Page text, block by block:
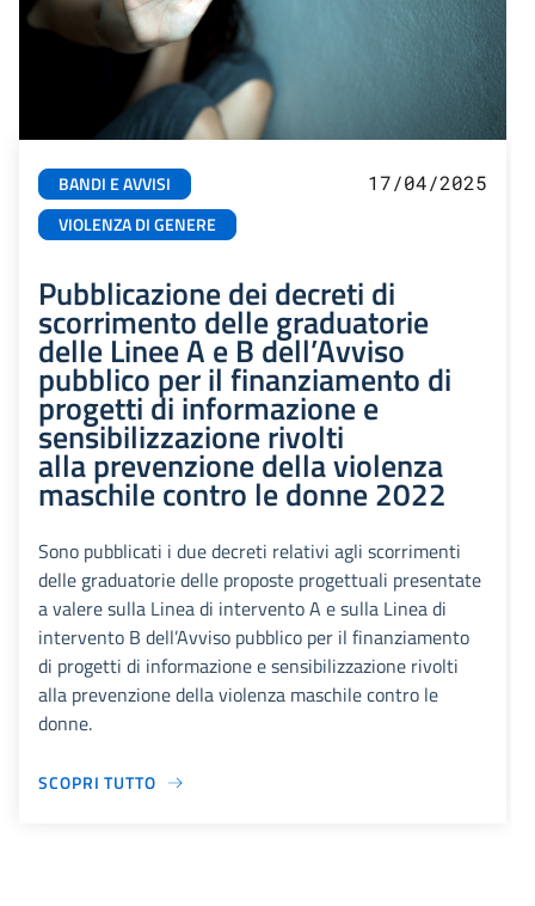
BANDI E AVVISI
VIOLENZA DI GENERE
17/04/2025
Pubblicazione dei decreti di
scorrimento delle graduatorie
delle Linee A e B dell’Avviso
pubblico per il finanziamento di
progetti di informazione e
sensibilizzazione rivolti
alla prevenzione della violenza
maschile contro le donne 2022
Sono pubblicati i due decreti relativi agli scorrimenti
delle graduatorie delle proposte progettuali presentate
a valere sulla Linea di intervento A e sulla Linea di
intervento B dell’Avviso pubblico per il finanziamento
di progetti di informazione e sensibilizzazione rivolti
alla prevenzione della violenza maschile contro le
donne.
SCOPRI TUTTO